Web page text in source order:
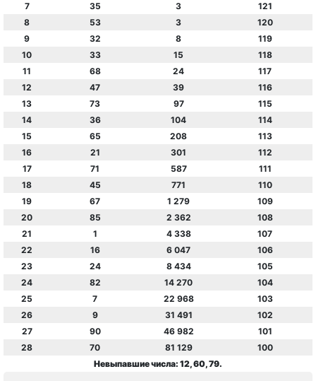
Невыпавшие числа: 12, 60, 79.
7
35 3
121
8
53 3
120
9
32 8
119
10
33 15
118
11
68 24
117
12
47 39
116
13
73 97
115
14
36 104
114
15
65 208
113
16
21 301
112
17
71 587
111
18
45 771
110
19
67 1 279
109
20
85 2 362
108
21
1 4 338
107
22
16 6 047
106
23
24 8 434
105
24
82 14 270
104
25
7 22 968
103
26
9 31 491
102
27
90 46 982
101
28
70 81 129 100